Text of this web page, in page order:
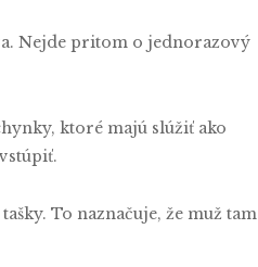
Nejde pritom o jednorazový
ktoré majú slúžiť ako
To naznačuje, že muž tam